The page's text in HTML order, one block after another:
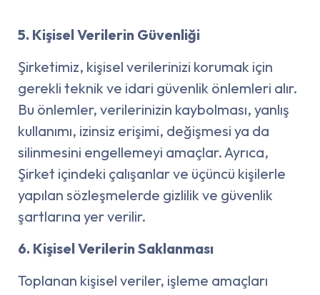
5. Kişisel Verilerin Güvenliği
Şirketimiz, kişisel verilerinizi korumak için
gerekli teknik ve idari güvenlik önlemleri alır.
Bu önlemler, verilerinizin kaybolması, yanlış
kullanımı, izinsiz erişimi, değişmesi ya da
silinmesini engellemeyi amaçlar. Ayrıca,
Şirket içindeki çalışanlar ve üçüncü kişilerle
yapılan sözleşmelerde gizlilik ve güvenlik
şartlarına yer verilir.
6. Kişisel Verilerin Saklanması
Toplanan kişisel veriler, işleme amaçları